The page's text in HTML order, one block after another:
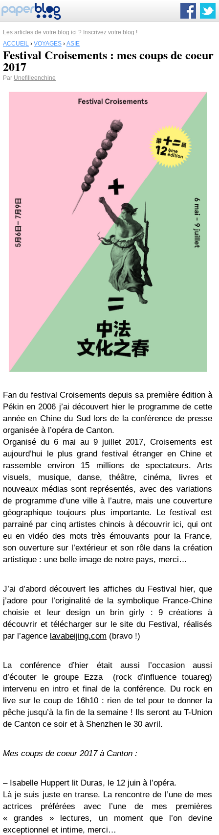
Les articles de votre blog ici ? Inscrivez votre blog !
ACCUEIL › VOYAGES › ASIE
Festival Croisements : mes coups de coeur
2017
Par Unefilleenchine
Fan du festival Croisements depuis sa première édition à
Pékin en 2006 j’ai découvert hier le programme de cette
année en Chine du Sud lors de la conférence de presse
organisée à l’opéra de Canton.
Organisé du 6 mai au 9 juillet 2017, Croisements est
aujourd’hui le plus grand festival étranger en Chine et
rassemble environ 15 millions de spectateurs. Arts
visuels, musique, danse, théâtre, cinéma, livres et
nouveaux médias sont représentés, avec des variations
de programme d’une ville à l’autre, mais une couverture
géographique toujours plus importante. Le festival est
parrainé par cinq artistes chinois à découvrir ici, qui ont
eu en vidéo des mots très émouvants pour la France,
son ouverture sur l’extérieur et son rôle dans la création
artistique : une belle image de notre pays, merci…
J’ai d’abord découvert les affiches du Festival hier, que
j’adore pour l’originalité de la symbolique France-Chine
choisie et leur design un brin girly : 9 créations à
découvrir et télécharger sur le site du Festival, réalisés
par l’agence lavabeijing.com (bravo !)
La conférence d’hier était aussi l’occasion aussi
d’écouter le groupe Ezza (rock d’influence touareg)
intervenu en intro et final de la conférence. Du rock en
live sur le coup de 16h10 : rien de tel pour te donner la
pêche jusqu’à la fin de la semaine ! Ils seront au T-Union
de Canton ce soir et à Shenzhen le 30 avril.
Mes coups de coeur 2017 à Canton :
– Isabelle Huppert lit Duras, le 12 juin à l’opéra.
Là je suis juste en transe. La rencontre de l’une de mes
actrices préférées avec l’une de mes premières
« grandes » lectures, un moment que l’on devine
exceptionnel et intime, merci…